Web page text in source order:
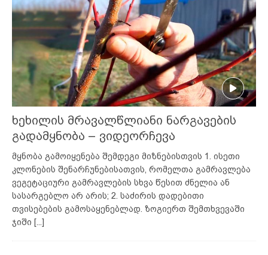
ხეხილის მრავალწლიანი ნარგავების
გადამყნობა – ვიდეორჩევა
მყნობა გამოიყენება შემდეგი მიზნებისთვის 1. ისეთი
კლონების შენარჩუნებისათვის, რომელთა გამრავლება
ვეგეტაციური გამრავლების სხვა წესით ძნელია ან
სასარგებლო არ არის; 2. საძირის დადებითი
თვისებების გამოსაყენებლად. ზოგიერთ შემთხვევაში
ჯიში [...]